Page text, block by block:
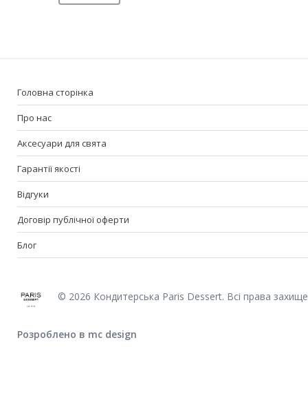
Головна сторінка
Про нас
Аксесуари для свята
Гарантії якості
Відгуки
Договір публічної оферти
Блог
© 2026 Кондитерська Paris Dessert. Всі права
Розроблено в mc design